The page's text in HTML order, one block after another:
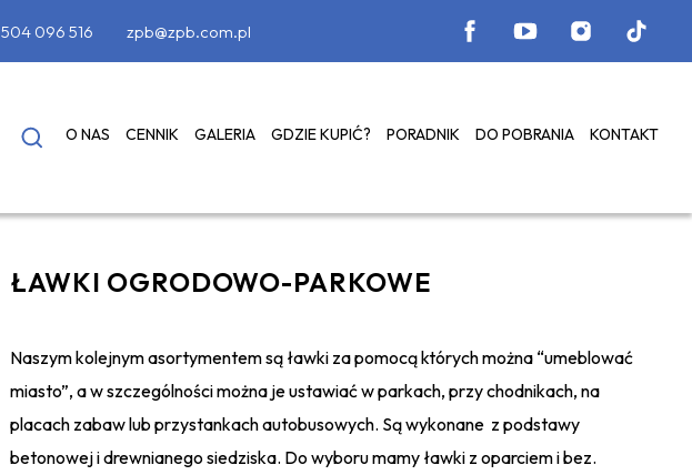
504 096 516 zpb@zpb.com.pl
O NAS CENNIK GALERIA GDZIE KUPIĆ? PORADNIK DO POBRANIA KONTAKT
ŁAWKI OGRODOWO-PARKOWE
Naszym kolejnym asortymentem są ławki za pomocą których można “umeblować
miasto”, a w szczególności można je ustawiać w parkach, przy chodnikach, na
placach zabaw lub przystankach autobusowych. Są wykonane z podstawy
betonowej i drewnianego siedziska. Do wyboru mamy ławki z oparciem i bez.